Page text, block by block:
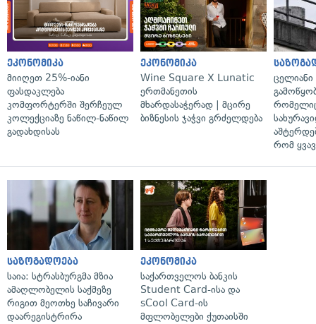
ეკონომიკა
მიიღეთ 25%-იანი
ფასდაკლება
კომფორტერში შერჩეულ
კოლექციაზე ნაწილ-ნაწილ
გადახდისას
ეკონომიკა
Wine Square X Lunatic
ერთმანეთის
მხარდასაჭერად | მცირე
ბიზნესის ჯაჭვი გრძელდება
რომელიც
რომ
საზოგადოება
საია: სტრასბურგმა მზია
ამაღლობელის საქმეზე
რიგით მეოთხე საჩივარი
დაარეგისტრირა
ეკონომიკა
საქართველოს ბანკის
Student Card-ისა და
sCool Card-ის
მფლობელები ქუთაისში